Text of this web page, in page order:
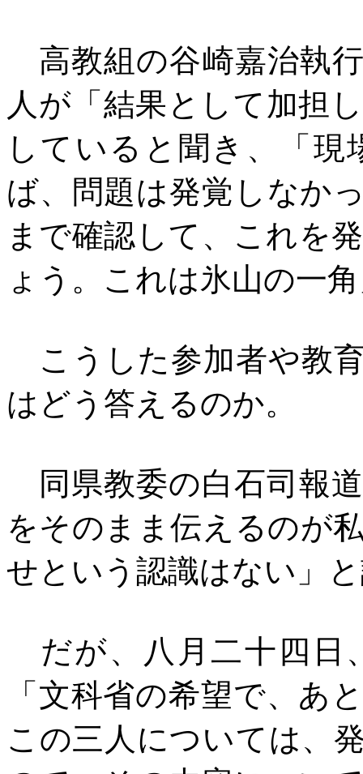
高教組の谷崎嘉治執
人が「結果として加担
していると聞き、「
ば、問題は発覚しなか
まで確認して、これを
ょう。これは氷山の一
こうした参加者や教
はどう答えるのか。
同県教委の白石司報
をそのまま伝えるのが
せという認識はない」
だが、八月二十四日
「文科省の希望で、あ
この三人については、